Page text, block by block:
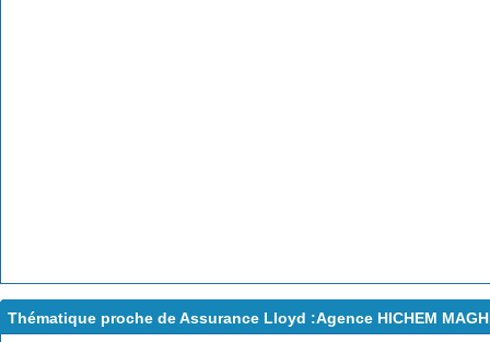
Thématique proche de Assurance Lloyd :Agence HICHEM